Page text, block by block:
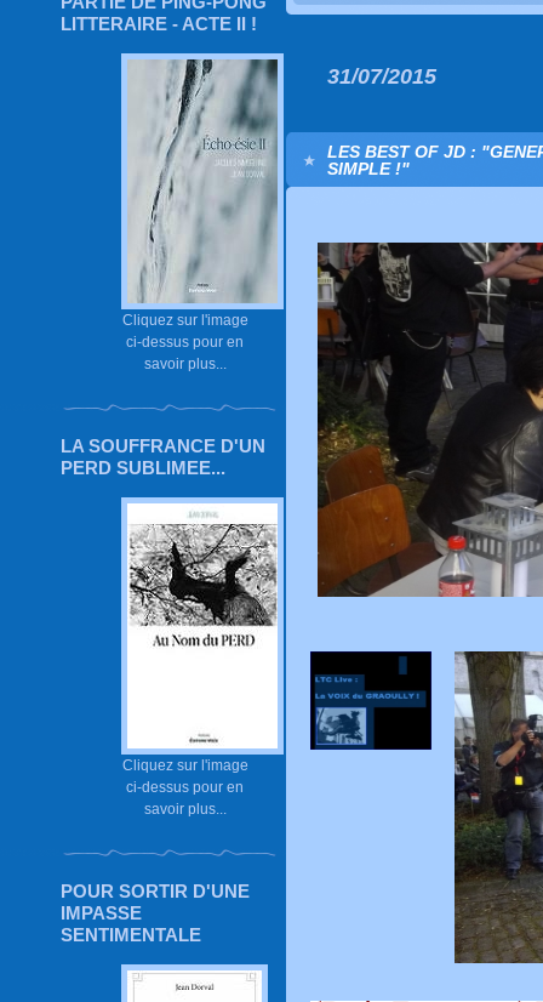
LITTERAIRE - ACTE II !
Cliquez sur l'image
ci-dessus pour en
savoir plus...
LA SOUFFRANCE D'UN
PERD SUBLIMEE...
Cliquez sur l'image
ci-dessus pour en
savoir plus...
POUR SORTIR D'UNE
IMPASSE
SENTIMENTALE
31/07/2015
LES BEST OF JD :
SIMPLE !"